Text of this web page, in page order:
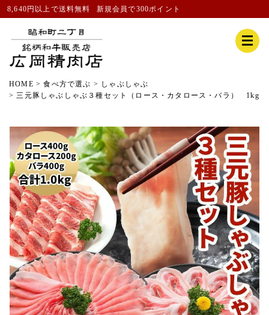
8,640円以上で送料無料 新規会員で300ポイント
HOME 食べ方で選ぶ
しゃぶしゃぶ
三元豚しゃぶしゃぶ３種セット（ロース・カタロース・バラ） 1kg